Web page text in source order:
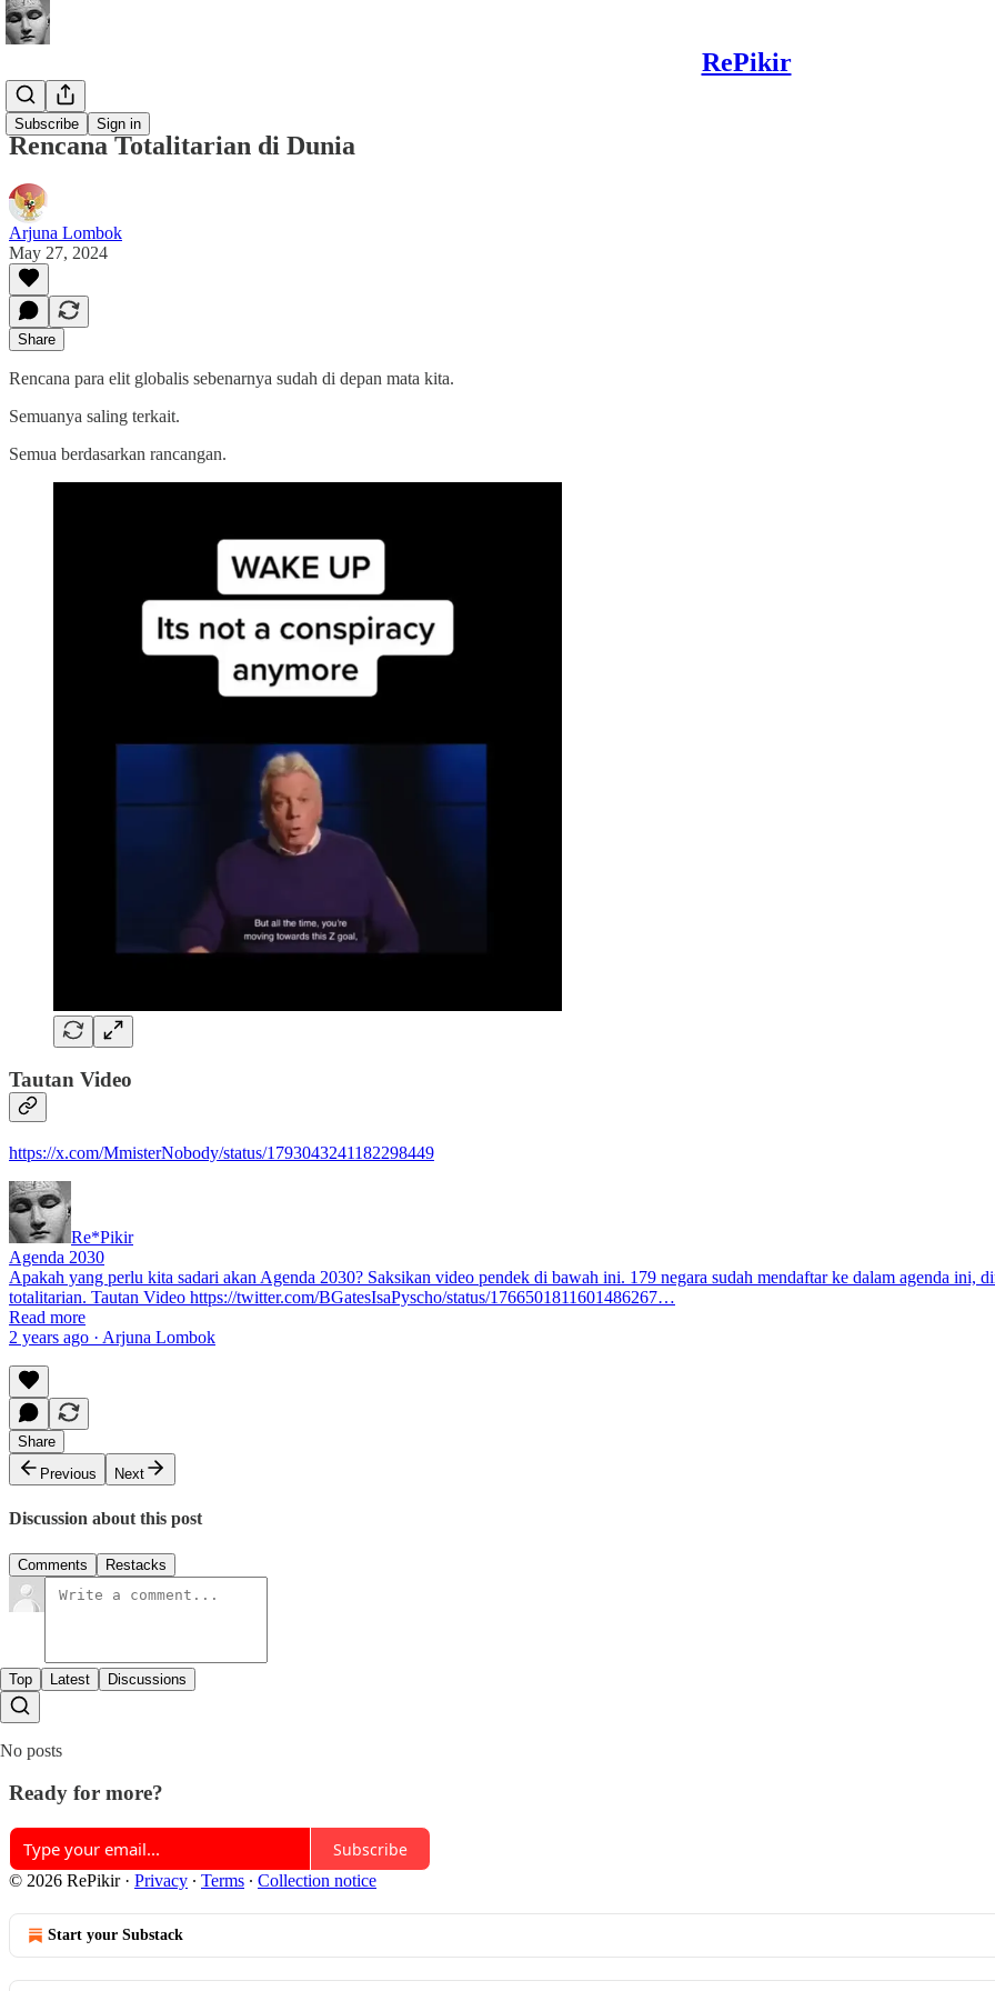
RePikir
Subscribe Sign in
Buletin
Rencana Totalitarian di Dunia
Arjuna Lombok
May 27, 2024
Share
Rencana para elit globalis sebenarnya sudah di depan mata kita.
Semuanya saling terkait.
Semua berdasarkan rancangan.
Tautan Video
https://x.com/MmisterNobody/status/1793043241182298449
Re*Pikir
Agenda 2030
Apakah yang perlu kita sadari akan Agenda 2030? Saksikan video pendek di bawah ini. 179 negara sudah mendaftar ke dalam agenda ini,
totalitarian. Tautan Video https://twitter.com/BGatesIsaPyscho/status/1766501811601486267…
Read more
2 years ago · Arjuna Lombok
Share
Previous
Next
Discussion about this post
Comments Restacks
Top Latest Discussions
No posts
Ready for more?
Subscribe
© 2026 RePikir· Privacy ∙ Terms ∙ Collection notice
Start your Substack